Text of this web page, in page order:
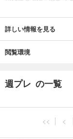
サトテルは“史上最強三
激化する「とんかつチ
年々気になる尿意にま
ゲッターズ飯田の占い放
西澤由夏1st写真集『
声優界のグラビアクイ
詳しい情報を見る
閲覧環境
週プレ の一覧
<< <